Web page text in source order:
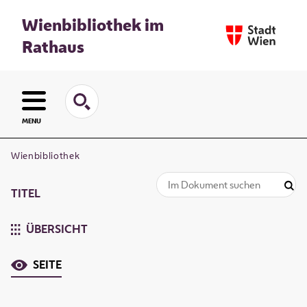
Wienbibliothek im
Rathaus
MENU
Wienbibliothek
TITEL
ÜBERSICHT
SEITE